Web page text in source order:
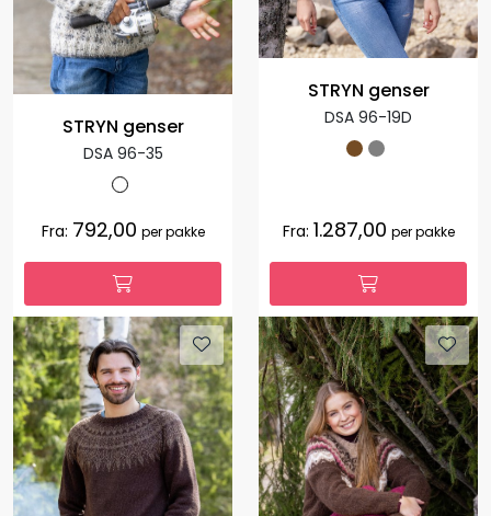
STRYN genser
DSA 96-35
Fra: 792,00 per pakke
STRYN genser
DSA 96-19D
Fra: 1.287,00 per pakke